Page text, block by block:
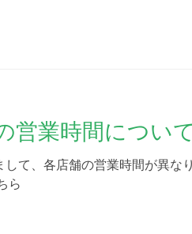
営業時間について
して、各店舗の営業時間が異な
ら